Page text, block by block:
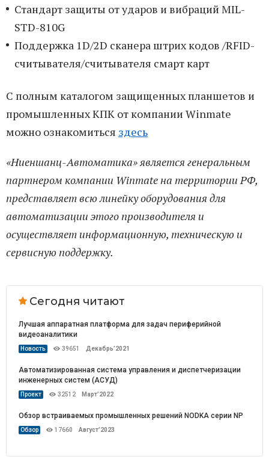
Стандарт защиты от ударов и вибраций MIL-
STD-810G
Поддержка 1D/2D сканера штрих кодов /RFID-
считывателя/считывателя смарт карт
С полным каталогом защищенных планшетов и
промышленных КПК от компании Winmate
можно ознакомиться здесь
«Ниеншанц-Автоматика» является генеральным
партнером компании Winmate на территории РФ,
представляет всю линейку оборудования для
автоматизации этого производителя и
осуществляет информационную, техническую и
сервисную поддержку.
Сегодня читают
Лучшая аппаратная платформа для задач периферийной
видеоаналитики
Новость 39651 Декабрь’2021
Автоматизированная система управления и диспетчеризации
инженерных систем (АСУД)
Проект 32512 Март’2022
Обзор встраиваемых промышленных решений NODKA серии NP
Обзор 17660 Август’2023